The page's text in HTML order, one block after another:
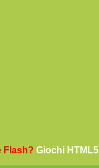
Flash? Giochi HTML5